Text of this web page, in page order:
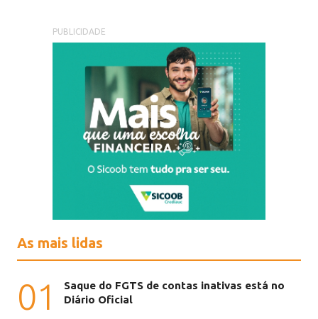
PUBLICIDADE
As mais lidas
01
Saque do FGTS de contas inativas está no
Diário Oficial